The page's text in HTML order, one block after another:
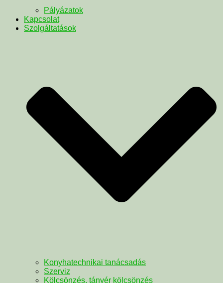
Pályázatok
Kapcsolat
Szolgáltatások
Konyhatechnikai tanácsadás
Szerviz
Kölcsönzés, tányér kölcsönzés